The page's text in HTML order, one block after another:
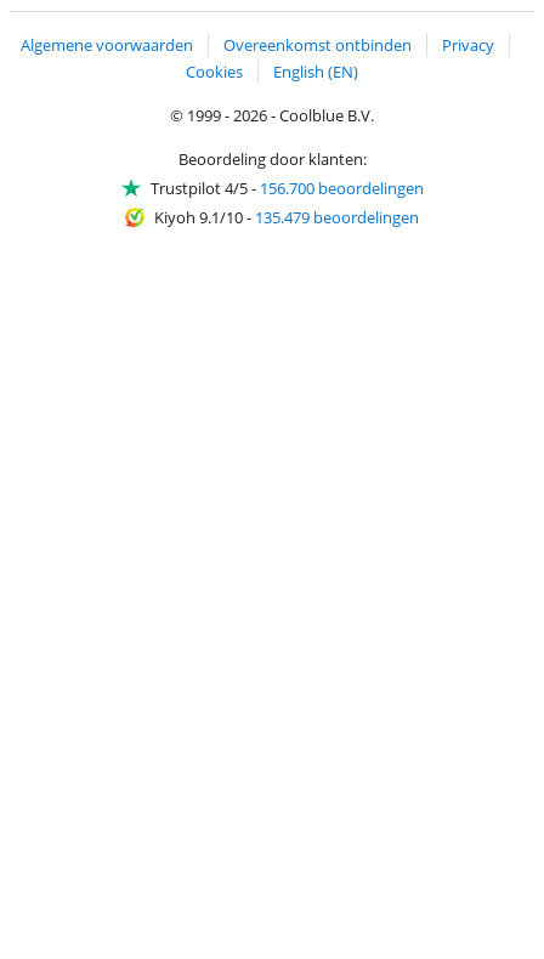
Algemene voorwaarden Overeenkomst ontbinden
Privacy
Cookies
English (EN)
© 1999 - 2026 - Coolblue B.V.
Beoordeling door klanten:
Trustpilot 4/5- 156.700 beoordelingen
Kiyoh 9.1/10- 135.479 beoordelingen